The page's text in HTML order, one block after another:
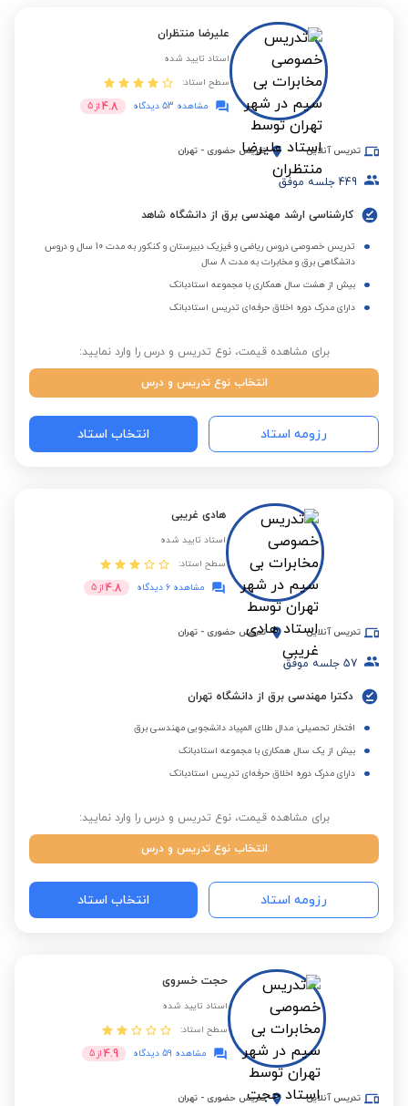
علیرضا منتظران
استاد تایید شده
سطح استاد:
مشاهده 53 دیدگاه
4.8 از 5
تدریس آنلاین تدریس حضوری - تهران
449 جلسه موفق
کارشناسی ارشد مهندسی برق از دانشگاه شاهد
تدریس خصوصی دروس ریاضی و فیزیک دبیرستان و کنکور به مدت 10 سال و دروس
دانشگاهی برق و مخابرات به مدت 8 سال
بیش از هشت سال همکاری با مجموعه استادبانک
دارای مدرک دوره اخلاق حرفه‌ای تدریس استادبانک
برای مشاهده قیمت، نوع تدریس و درس را وارد نمایید:
انتخاب نوع تدریس و درس
رزومه استاد انتخاب استاد
هادی غریبی
استاد تایید شده
سطح استاد:
مشاهده 6 دیدگاه
4.8 از 5
تدریس آنلاین تدریس حضوری - تهران
57 جلسه موفق
دکترا مهندسی برق از دانشگاه تهران
افتخار تحصیلی: مدال طلای المپیاد دانشجویی مهندسی برق
بیش از یک سال همکاری با مجموعه استادبانک
دارای مدرک دوره اخلاق حرفه‌ای تدریس استادبانک
برای مشاهده قیمت، نوع تدریس و درس را وارد نمایید:
انتخاب نوع تدریس و درس
رزومه استاد انتخاب استاد
حجت خسروی
استاد تایید شده
سطح استاد:
مشاهده 59 دیدگاه
4.9 از 5
تدریس آنلاین تدریس حضوری - تهران